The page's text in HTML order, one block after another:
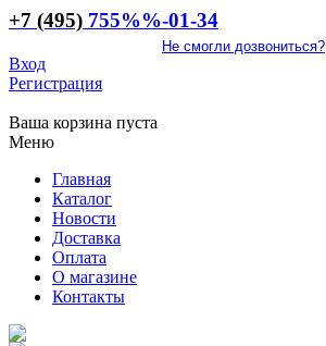
+7 (495) 755%%-01-34
Не смогли дозвониться?
Вход
Регистрация
Ваша корзина пуста
Меню
Главная
Каталог
Новости
Доставка
Оплата
О магазине
Контакты